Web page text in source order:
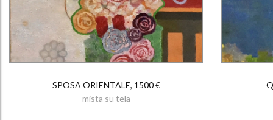
SPOSA ORIENTALE, 1500 €
mista su tela